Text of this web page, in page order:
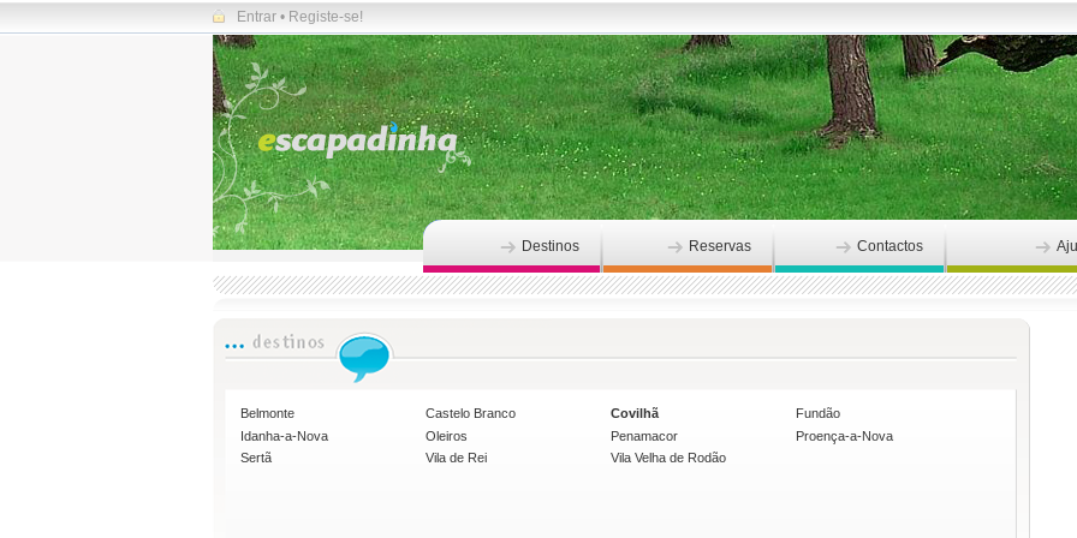
Entrar • Registe-se!
Destinos Reservas Contactos
Belmonte Castelo Branco Covilhã
Fundão
Idanha-a-Nova
Oleiros Penamacor
Proença-a-Nova
Sertã
Vila de Rei Vila Velha de Rodão